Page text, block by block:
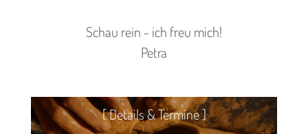
Schau rein - ich freu mich!
Petra
[ Details & Termine ]